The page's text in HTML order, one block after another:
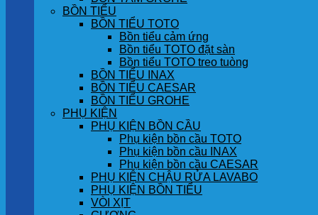
BỒN TIỂU
BỒN TIỂU TOTO
Bồn tiểu cảm ứng
Bồn tiểu TOTO đặt sàn
Bồn tiểu TOTO treo tuòng
BỒN TIỂU INAX
BỒN TIỂU CAESAR
BỒN TIỂU GROHE
PHỤ KIỆN
PHỤ KIỆN BỒN CẦU
Phụ kiện bồn cầu TOTO
Phụ kiện bồn cầu INAX
Phụ kiện bồn cầu CAESAR
PHỤ KIỆN CHẬU RỬA LAVABO
PHỤ KIỆN BỒN TIỂU
VÒI XỊT